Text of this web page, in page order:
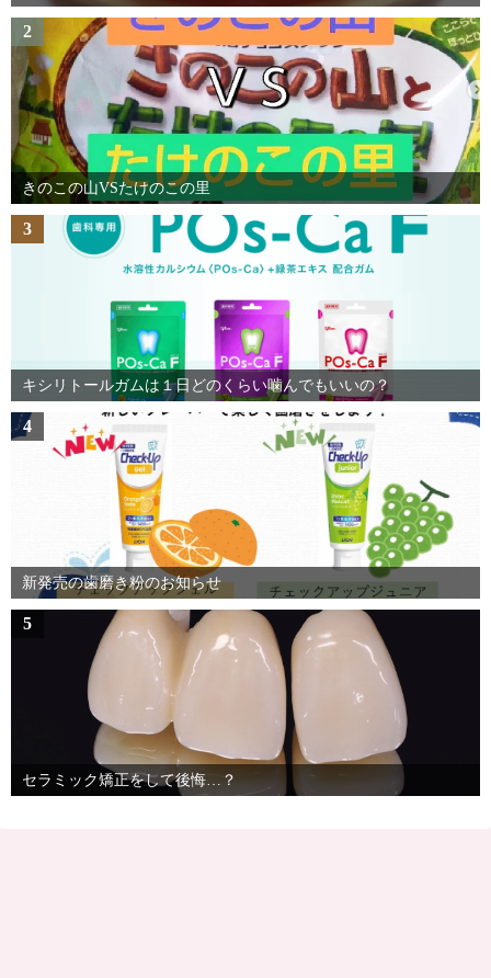
2
きのこの山VSたけのこの里
3
キシリトールガムは１日どのくらい噛んでもいいの？
4
新発売の歯磨き粉のお知らせ
5
セラミック矯正をして後悔…？